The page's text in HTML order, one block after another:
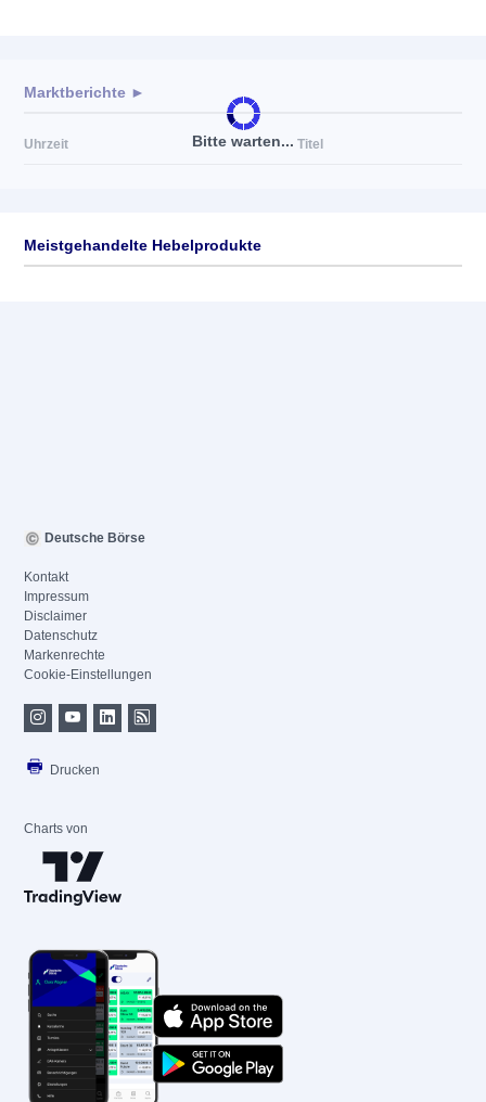
Bitte warten...
Marktberichte ►
Uhrzeit Titel
Meistgehandelte Hebelprodukte
Deutsche Börse
Kontakt
Impressum
Disclaimer
Datenschutz
Markenrechte
Cookie-Einstellungen
Drucken
Charts von